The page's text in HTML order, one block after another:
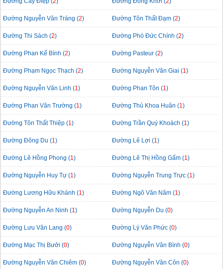
Đường Nguyễn Văn Tráng (2) Đường Tôn Thất Đạm (2)
Đường Thi Sách (2) Đường Phó Đức Chính (2)
Đường Phan Kế Bính (2) Đường Pasteur (2)
Đường Phạm Ngọc Thạch (2) Đường Nguyễn Văn Giai (1)
Đường Nguyễn Văn Linh (1) Đường Phan Tôn (1)
Đường Phan Văn Trường (1) Đường Thủ Khoa Huân (1)
Đường Tôn Thất Thiệp (1) Đường Trần Quý Khoách (1)
Đường Đông Du (1) Đường Lê Lợi (1)
Đường Lê Hồng Phong (1) Đường Lê Thị Hồng Gấm (1)
Đường Nguyễn Huy Tự (1) Đường Nguyễn Trung Trực (1)
Đường Lương Hữu Khánh (1) Đường Ngô Văn Năm (1)
Đường Nguyễn An Ninh (1) Đường Nguyễn Du (0)
Đường Lưu Văn Lang (0) Đường Lý Văn Phức (0)
Đường Mạc Thị Bưởi (0) Đường Nguyễn Văn Bình (0)
Đường Nguyễn Văn Chiêm (0) Đường Nguyễn Văn Côn (0)